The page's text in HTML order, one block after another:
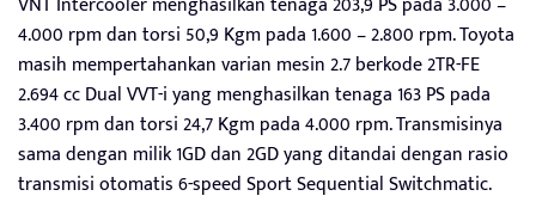
4.000 rpm dan torsi 50,9 Kgm pada 1.600 – 2.800 rpm. Toyota
masih mempertahankan varian mesin 2.7 berkode 2TR-FE
2.694 cc Dual VVT-i yang menghasilkan tenaga 163 PS pada
3.400 rpm dan torsi 24,7 Kgm pada 4.000 rpm. Transmisinya
sama dengan milik 1GD dan 2GD yang ditandai dengan rasio
transmisi otomatis 6-speed Sport Sequential Switchmatic.